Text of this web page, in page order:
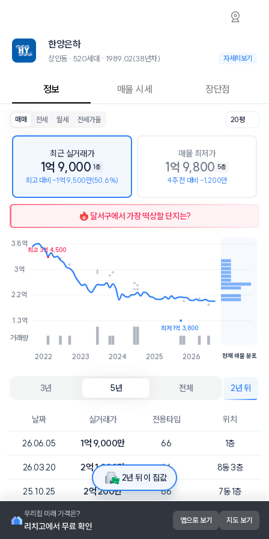
상인동 한양은하 아파트 시세·실거래가·2년뒤
한양은하는 상인동에 위치한 520세대 대단지 아파트로, 1989.02 입주
2026년 8월 6일 기준 16평형의 매매 시세는 1.4억, 전세는 8.1천입니
인근 학군으로는 대구상인초등학교, 도원중학교, 상인고등학교가 있습
최고 5층, 용적률 114%, 건폐율 26%의 단지입니다.
한양은하
상인동 · 520세대 · 1989.02(38년차) 상인동 · 520세
자세히보기
정보 매물 시세 장단점
매매 전세 월세 전세가율 20평
최근 실거래가
1억 9,000 1층
최고 대비 -1억 9,500만(50.6%)
매물 최저가
1억 9,800 5층
4주 전 대비 -1,200만
달서구에서 가장 떡상할 단지는?
2022 2023 2024 2025 2026
거래량
1.3억
2.2억
3억
3.8억
최고 3억 4,500
최저 1억 3,800
1.9억
1개
현재 매물 분포
3년 5년 전체 2년 뒤
날짜 실거래가 전용타입 위치
26.06.05 1억 9,000만 66 1층
26.03.20 2억 1,000만 66 8동 3층
25.10.25 2억 200만 66 7동 1층
25.09.23 1억 3,800만 8동 4층
2년 뒤 이 집값
앱으로 보기 지도 보기